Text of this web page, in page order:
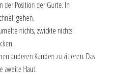
der Position der Gurte. In
gehen.
nichts, zwickte nichts.
anderen Kunden zu zitieren. Das
zweite Haut.